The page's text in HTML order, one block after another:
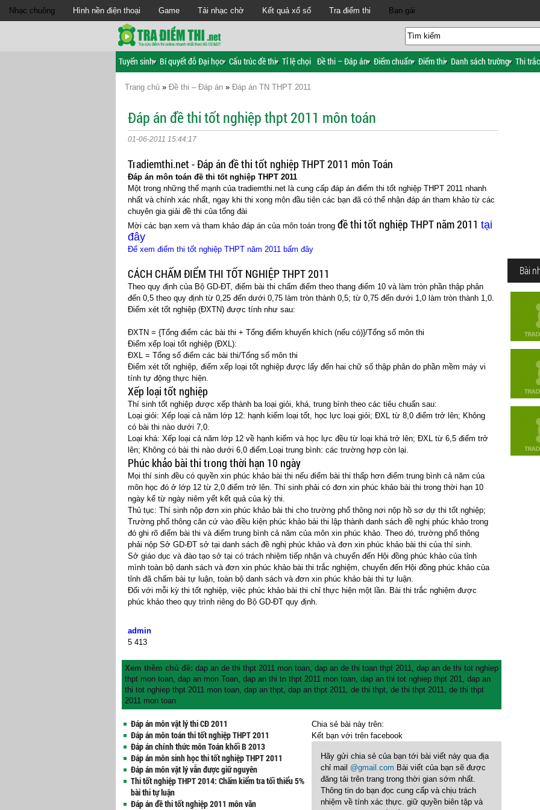
Nhạc chuông Hình nền điện thoại Game Tải nhạc chờ Kết quả xổ số Tra điểm thi Bạn gái
Tuyển sinh Bí quyết đỗ Đại học Cấu trúc đề thi Tỉ lệ chọi Đề thi – Đáp án Điểm chuẩn Điểm thi Danh sách trường Thi
Trang chủ » Đề thi – Đáp án » Đáp án TN THPT 2011
Đáp án đề thi tốt nghiệp thpt 2011 môn toán
01-06-2011 15:44:17
Tradiemthi.net - Đáp án đề thi tốt nghiệp THPT 2011 môn Toán
Đáp án môn toán đề thi tốt nghiệp THPT 2011
Một trong những thế mạnh của tradiemthi.net là cung cấp đáp án điểm thi tốt nghiệp THPT 2011 nhanh
nhất và chính xác nhất, ngay khi thi xong môn đầu tiên các bạn đã có thể nhận đáp án tham khảo từ các
chuyên gia giải đề thi của tổng đài
Mời các bạn xem và tham khảo đáp án của môn toán trong đề thi tốt nghiệp THPT năm 2011 tại
đây
Để xem điểm thi tốt nghiệp THPT năm 2011 bấm đây
CÁCH CHẤM ĐIỂM THI TỐT NGHIỆP THPT 2011
Theo quy định của Bộ GD-ĐT, điểm bài thi chấm điểm theo thang điểm 10 và làm tròn phần thập phân
đến 0,5 theo quy định từ 0,25 đến dưới 0,75 làm tròn thành 0,5; từ 0,75 đến dưới 1,0 làm tròn thành 1,0.
Điểm xét tốt nghiệp (ĐXTN) được tính như sau:
ĐXTN = {Tổng điểm các bài thi + Tổng điểm khuyến khích (nếu có)}/Tổng số môn thi
Điểm xếp loại tốt nghiệp (ĐXL):
ĐXL = Tổng số điểm các bài thi/Tổng số môn thi
Điểm xét tốt nghiệp, điểm xếp loại tốt nghiệp được lấy đến hai chữ số thập phân do phần mềm máy vi
tính tự động thực hiện.
Xếp loại tốt nghiệp
Thí sinh tốt nghiệp được xếp thành ba loại giỏi, khá, trung bình theo các tiêu chuẩn sau:
Loại giỏi: Xếp loại cả năm lớp 12: hạnh kiểm loại tốt, học lực loại giỏi; ĐXL từ 8,0 điểm trở lên; Không
có bài thi nào dưới 7,0.
Loại khá: Xếp loại cả năm lớp 12 về hạnh kiểm và học lực đều từ loại khá trở lên; ĐXL từ 6,5 điểm trở
lên; Không có bài thi nào dưới 6,0 điểm.Loại trung bình: các trường hợp còn lại.
Phúc khảo bài thi trong thời hạn 10 ngày
Mọi thí sinh đều có quyền xin phúc khảo bài thi nếu điểm bài thi thấp hơn điểm trung bình cả năm của
môn học đó ở lớp 12 từ 2,0 điểm trở lên. Thí sinh phải có đơn xin phúc khảo bài thi trong thời hạn 10
ngày kể từ ngày niêm yết kết quả của kỳ thi.
Thủ tục: Thí sinh nộp đơn xin phúc khảo bài thi cho trường phổ thông nơi nộp hồ sơ dự thi tốt nghiệp;
Trường phổ thông căn cứ vào điều kiện phúc khảo bài thi lập thành danh sách đề nghị phúc khảo trong
đó ghi rõ điểm bài thi và điểm trung bình cả năm của môn xin phúc khảo. Theo đó, trường phổ thông
phải nộp Sở GD-ĐT sở tại danh sách đề nghị phúc khảo và đơn xin phúc khảo bài thi của thí sinh.
Sở giáo dục và đào tạo sở tại có trách nhiệm tiếp nhận và chuyển đến Hội đồng phúc khảo của tỉnh
mình toàn bộ danh sách và đơn xin phúc khảo bài thi trắc nghiệm, chuyển đến Hội đồng phúc khảo của
tỉnh đã chấm bài tự luận, toàn bộ danh sách và đơn xin phúc khảo bài thi tự luận.
Đối với mỗi kỳ thi tốt nghiệp, việc phúc khảo bài thi chỉ thực hiện một lần. Bài thi trắc nghiệm được
phúc khảo theo quy trình riêng do Bộ GD-ĐT quy định.
admin
5 413
Xem thêm chủ đề: dap an de thi thpt 2011 mon toan, dap an de thi toan thpt 2011, dap an de thi tot nghiep
thpt mon toan, dap an mon Toan, dap an thi tn thpt 2011 mon toan, dap an thi tot nghiep thpt 201, dap an
thi tot nghiep thpt 2011 mon toan, dap an thpt, dap an thpt 2011, de thi thpt, de thi thpt 2011, de thi thpt
2011 mon toan
Đáp án môn vật lý thi CĐ 2011
Đáp án môn toán thi tốt nghiệp THPT 2011
Đáp án chính thức môn Toán khối B 2013
Đáp án môn sinh học thi tốt nghiệp THPT 2011
Đáp án môn vật lý vẫn được giữ nguyên
Thi tốt nghiệp THPT 2014: Chấm kiểm tra tối thiểu 5%
bài thi tự luận
Đáp án đề thi tốt nghiệp 2011 môn văn
Chia sẻ bài này trên:
Kết bạn với trên facebook
Hãy gửi chia sẻ của bạn tới bài viết này qua địa
chỉ mail @gmail.com Bài viết của bạn sẽ được
đăng tải trên trang trong thời gian sớm nhất.
Thông tin do bạn đọc cung cấp và chịu trách
nhiệm về tính xác thực. giữ quyền biên tập và
Bài